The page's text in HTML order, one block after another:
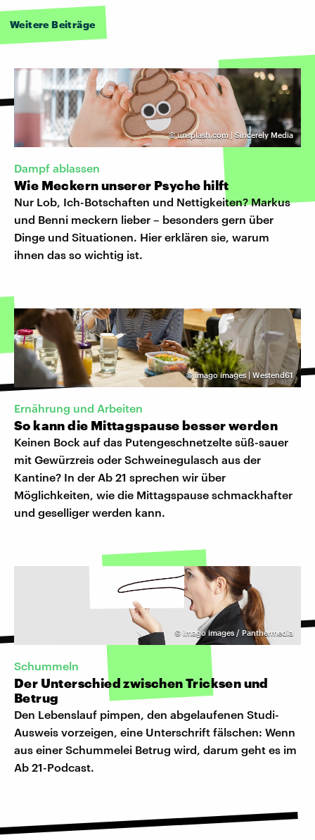
Weitere Beiträge
©unsplash.com | Sincerely Media
Dampf ablassen
Wie Meckern unserer Psyche hilft
Nur Lob, Ich-Botschaften und Nettigkeiten? Markus
und Benni meckern lieber – besonders gern über
Dinge und Situationen. Hier erklären sie, warum
ihnen das so wichtig ist.
©imago images | Westend61
Ernährung und Arbeiten
So kann die Mittagspause besser werden
Keinen Bock auf das Putengeschnetzelte süß-sauer
mit Gewürzreis oder Schweinegulasch aus der
Kantine? In der Ab 21 sprechen wir über
Möglichkeiten, wie die Mittagspause schmackhafter
und geselliger werden kann.
© imago images / Panthermedia
Schummeln
Der Unterschied zwischen Tricksen und
Betrug
Den Lebenslauf pimpen, den abgelaufenen Studi-
Ausweis vorzeigen, eine Unterschrift fälschen: Wenn
aus einer Schummelei Betrug wird, darum geht es im
Ab 21-Podcast.